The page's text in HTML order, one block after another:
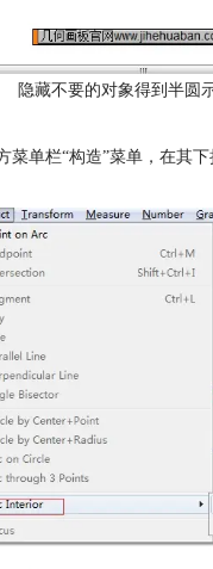
隐藏不要的对象得到半圆
单栏“构造”菜单，在其